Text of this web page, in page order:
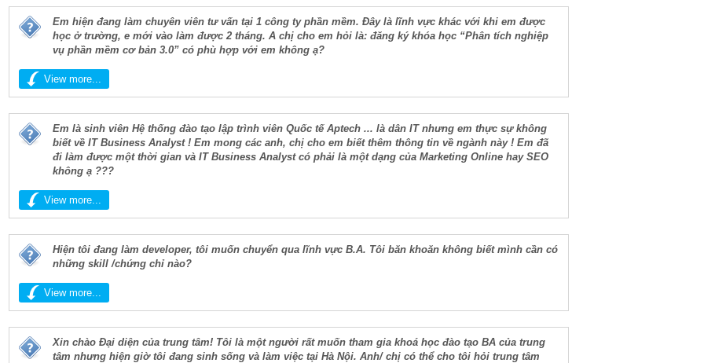
Em hiện đang làm chuyên viên tư vấn tại 1 công ty phần mềm. Đây là lĩnh vực khác với khi em được
học ở trường, e mới vào làm được 2 tháng. A chị cho em hỏi là: đăng ký khóa học “Phân tích nghiệp
vụ phần mềm cơ bản 3.0” có phù hợp với em không ạ?
View more...
Em là sinh viên Hệ thống đào tạo lập trình viên Quốc tế Aptech ... là dân IT nhưng em thực sự không
biết về IT Business Analyst ! Em mong các anh, chị cho em biết thêm thông tin về ngành này ! Em đã
đi làm được một thời gian và IT Business Analyst có phải là một dạng của Marketing Online hay SEO
không ạ ???
View more...
Hiện tôi đang làm developer, tôi muốn chuyển qua lĩnh vực B.A. Tôi băn khoăn không biết mình cần có
những skill /chứng chỉ nào?
View more...
Xin chào Đại diện của trung tâm! Tôi là một người rất muốn tham gia khoá học đào tạo BA của trung
tâm nhưng hiện giờ tôi đang sinh sống và làm việc tại Hà Nội. Anh/ chị có thể cho tôi hỏi trung tâm